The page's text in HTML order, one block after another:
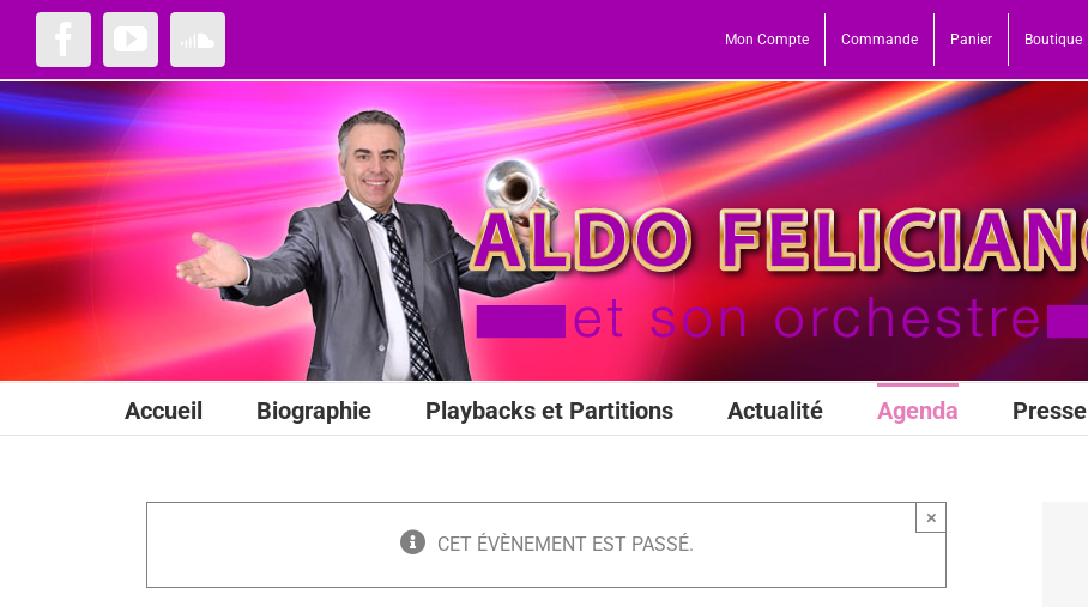
Passer
contenu
Mon Compte Commande Panier Boutique
Accueil Biographie Playbacks et Partitions Actualité Agenda Presse
CET ÉVÈNEMENT EST PASSÉ.
×